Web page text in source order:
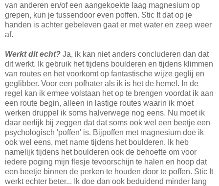
van anderen en/of een aangekoekte laag magnesium op
grepen, kun je tussendoor even poffen. Stic It dat op je
handen is achter gebeleven gaat er met water en zeep weer
af.
Werkt dit echt? Ja, ik kan niet anders concluderen dan dat
dit werkt. Ik gebruik het tijdens boulderen en tijdens klimmen
van routes en het voorkomt op fantastische wijze geglij en
geglibber. Voor een pofhater als ik is het de hemel. In de
regel kan ik ermee volstaan het op te brengen voordat ik aan
een route begin, alleen in lastige routes waarin ik moet
werken druppel ik soms halverwege nog eens. Nu moet ik
daar eerlijk bij zeggen dat dat soms ook wel een beetje een
psychologisch 'poffen' is. Bijpoffen met magnesium doe ik
ook wel eens, met name tijdens het boulderen. Ik heb
namelijk tijdens het boulderen ook de behoefte om voor
iedere poging mijn flesje tevoorschijn te halen en hoop dat
een beetje binnen de perken te houden door te poffen. Stic It
werkt echter beter... Ik doe dan ook beduidend minder lang